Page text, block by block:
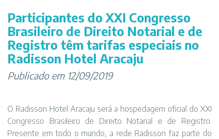
Participantes do XXI Congresso
Brasileiro de Direito Notarial e de
Registro têm tarifas especiais no
Radisson Hotel Aracaju
Publicado em 12/09/2019
O Radisson Hotel Aracaju será a hospedagem oficial do XXI
Congresso Brasileiro de Direito Notarial e de Registro.
Presente em todo o mundo, a rede Radisson faz parte do